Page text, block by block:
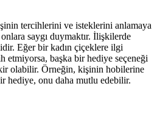
tercihlerini ve isteklerini anlamaya
saygı duymaktır. İlişkilerde
Eğer bir kadın çiçeklere ilgi
etmiyorsa, başka bir hediye seçeneği
olabilir. Örneğin, kişinin hobilerine
hediye, onu daha mutlu edebilir.